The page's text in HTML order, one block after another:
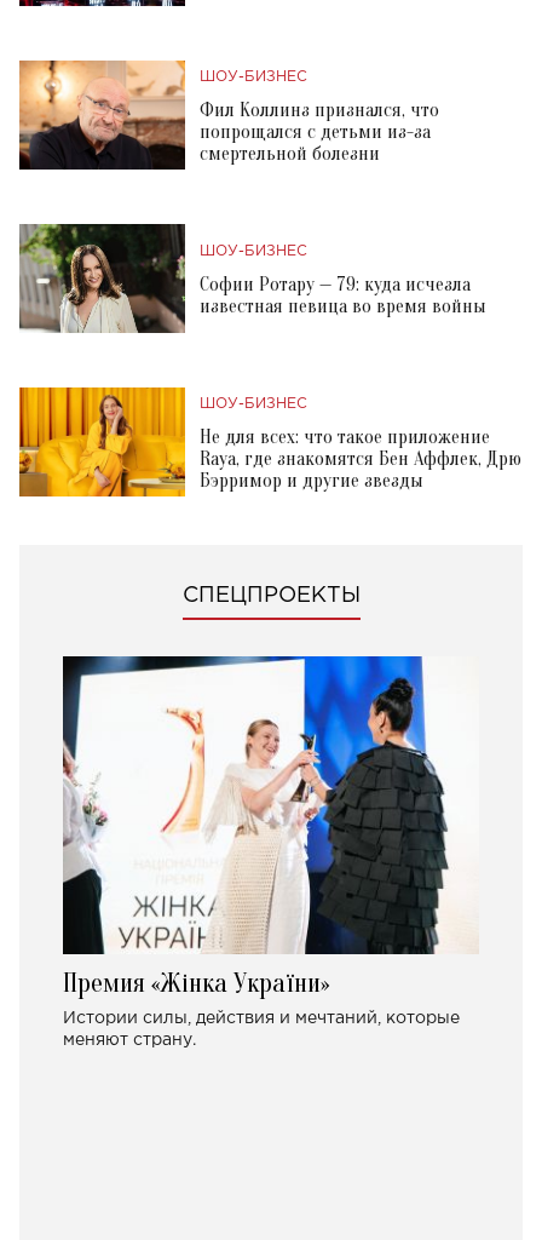
ШОУ-БИЗНЕС
Фил Коллинз признался, что
попрощался с детьми из-за
смертельной болезни
ШОУ-БИЗНЕС
Софии Ротару — 79: куда исчезла
известная певица во время войны
ШОУ-БИЗНЕС
Не для всех: что такое приложение
Raya, где знакомятся Бен Аффлек, Дрю
Бэрримор и другие звезды
СПЕЦПРОЕКТЫ
Премия «Жінка України»
Истории силы, действия и мечтаний, которые
меняют страну.